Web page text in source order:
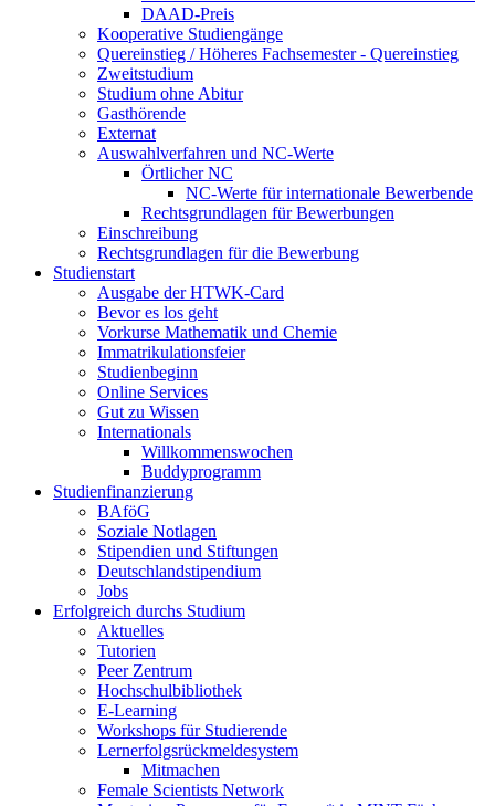
DAAD-Preis
Kooperative Studiengänge
Quereinstieg / Höheres Fachsemester - Quereinstieg
Zweitstudium
Studium ohne Abitur
Gasthörende
Externat
Auswahlverfahren und NC-Werte
Örtlicher NC
NC-Werte für internationale Bewerbende
Rechtsgrundlagen für Bewerbungen
Einschreibung
Rechtsgrundlagen für die Bewerbung
Studienstart
Ausgabe der HTWK-Card
Bevor es los geht
Vorkurse Mathematik und Chemie
Immatrikulationsfeier
Studienbeginn
Online Services
Gut zu Wissen
Internationals
Willkommenswochen
Buddyprogramm
Studienfinanzierung
BAföG
Soziale Notlagen
Stipendien und Stiftungen
Deutschlandstipendium
Jobs
Erfolgreich durchs Studium
Aktuelles
Tutorien
Peer Zentrum
Hochschulbibliothek
E-Learning
Workshops für Studierende
Lernerfolgsrückmeldesystem
Mitmachen
Female Scientists Network